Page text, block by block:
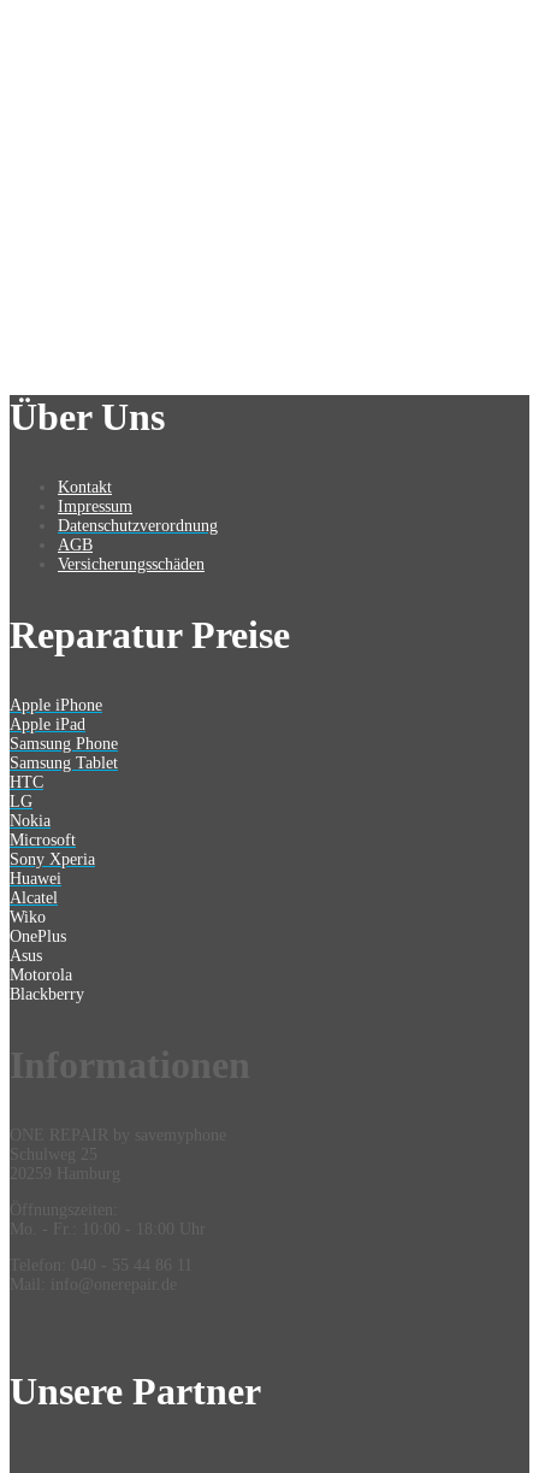
Über Uns
Kontakt
Impressum
Datenschutzverordnung
AGB
Versicherungsschäden
Reparatur Preise
Apple iPhone
Apple iPad
Samsung Phone
Samsung Tablet
HTC
LG
Nokia
Microsoft
Sony Xperia
Huawei
Alcatel
Wiko
OnePlus
Asus
Motorola
Blackberry
Information en
ONE REPAIR by savemyphone
Schulweg 25
Unsere Partner